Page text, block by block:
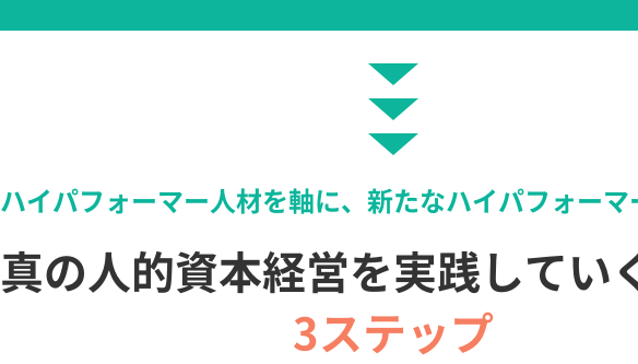
ハイパフォーマー人材を軸に、 新たなハイパフォー
真の人的資本経営を実践してい
3ステップ